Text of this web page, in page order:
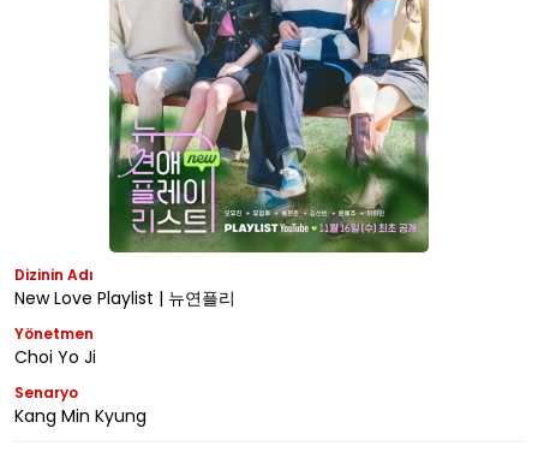
Dizinin Adı
New Love Playlist | 뉴연플리
Yönetmen
Choi Yo Ji
Senaryo
Kang Min Kyung